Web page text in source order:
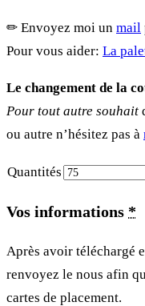
✏︎ Envoyez moi un mail
Pour vous aider: La
Le changement de la
Pour tout autre souhait
ou autre n’hésitez pas à
Quantités
Vos informations *
Après avoir téléchargé
renvoyez le nous afin
cartes de placement.